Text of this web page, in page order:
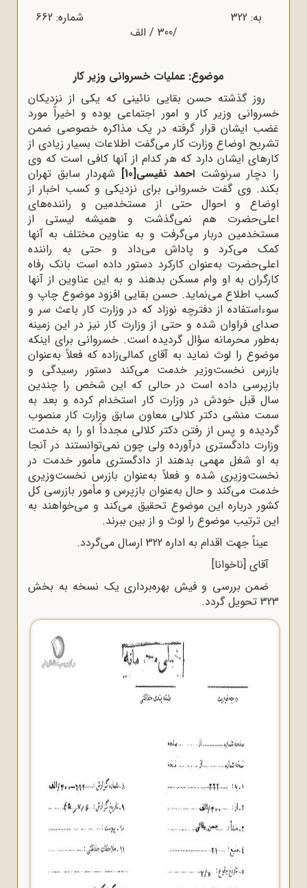
به: 322 شماره: 662
/300 / الف
موضوع: عملیات خسروانی وزیر کار
روز گذشته حسن بقایی نائینی که یکی از نزدیکان
خسروانی وزیر کار و امور اجتماعی بوده و اخیراً مورد
غضب ایشان قرار گرفته در یک مذاکره خصوصی ضمن
تشریح اوضاع وزارت کار می‌گفت اطلاعات بسیار زیادی از
کارهای ایشان دارد که هر کدام از آنها کافی است که وی
را دچار سرنوشت احمد نفیسی[10]
شهردار سابق تهران
بکند. وی گفت خسروانی برای نزدیکی و کسب اخبار از
اوضاع و احوال حتی از مستخدمین و راننده‌های
اعلی‌حضرت هم نمی‌گذشت و همیشه لیستی از
مستخدمین دربار می‌گرفت و به عناوین مختلف به آنها
کمک می‌کرد و پاداش می‌داد و حتی به راننده
اعلی‌حضرت به‌عنوان کارکرد دستور داده است بانک رفاه
کارگران به او وام مسکن بدهند و به این عناوین از آنها
کسب اطلاع می‌نماید. حسن بقایی افزود موضوع چاپ و
سوءاستفاده از دفترچه نوزاد که در وزارت کار باعث سر و
صدای فراوان شده و حتی از وزارت کار نیز در این زمینه
به‌طور محرمانه سؤال گردیده است. خسروانی برای اینکه
موضوع را لوث نماید به آقای کمالی‌زاده که فعلاً به‌عنوان
بازرس نخست‌وزیر خدمت می‌کند دستور رسیدگی و
بازپرسی داده است در حالی که این شخص را چندین
سال قبل خودش در وزارت کار استخدام کرده و بعد به
سمت منشی دکتر کلالی معاون سابق وزارت کار منصوب
گردیده و پس از رفتن دکتر کلالی مجدداً او را به خدمت
وزارت دادگستری درآورده ولی چون نمی‌توانستند در آنجا
به او شغل مهمی بدهند از دادگستری مأمور خدمت در
نخست‌وزیری شده و فعلاً به‌عنوان بازرس نخست‌وزیری
خدمت می‌کند و حال به‌عنوان بازپرس و مأمور بازرسی کل
کشور درباره این موضوع تحقیق می‌کند و می‌خواهند به
این ترتیب موضوع را لوث و از بین ببرند.
عیناً جهت اقدام به اداره 322 ارسال می‌گردد.
آقای [ناخوانا]
ضمن بررسی و فیش بهره‌برداری یک نسخه به بخش
323 تحویل گردد.